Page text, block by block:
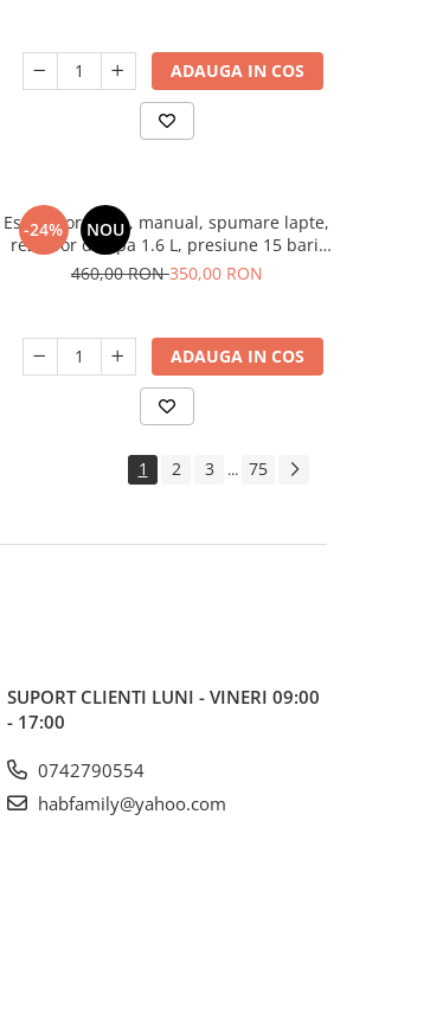
ADAUGA IN COS
-24% NOU
Espressor cafea, manual, spumare lapte,
rezervor de apa 1.6 L, presiune 15 bari,
SAMUS
460,00 RON350,00 RON
ADAUGA IN COS
1 2 3 ... 75
SUPORT CLIENTI LUNI - VINERI 09:00
- 17:00
0742790554
habfamily@yahoo.com